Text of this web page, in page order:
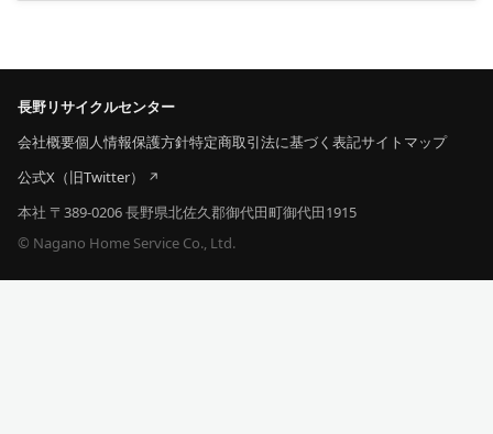
長野リサイクルセンター
会社概要個人情報保護方針特定商取引法に基づく表記サイトマップ
公式X（旧Twitter）
本社 〒389-0206 長野県北佐久郡御代田町御代田1915
© Nagano Home Service Co., Ltd.